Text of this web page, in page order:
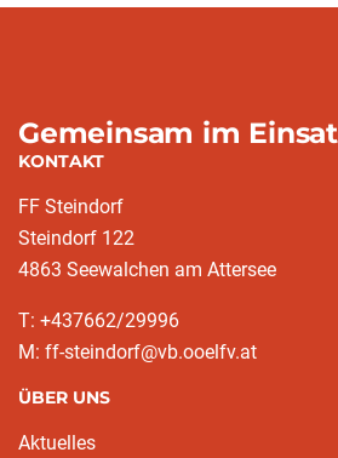
Gemeinsam im
KONTAKT
FF Steindorf
Steindorf 122
4863 Seewalchen am Attersee
T: +437662/29996
M: ff-steindorf@vb.ooelfv.at
ÜBER UNS
Aktuelles